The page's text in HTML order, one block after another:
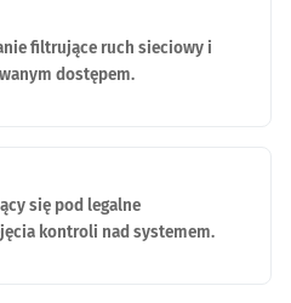
filtrujące ruch sieciowy i
dostępem.
się pod legalne
kontroli nad systemem.